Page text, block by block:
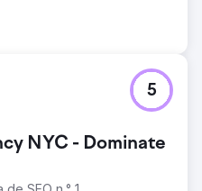
la agencia
NYC - Dominate
5